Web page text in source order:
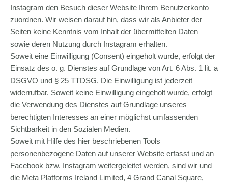
Instagram den Besuch dieser Website Ihrem Benutzerkonto
zuordnen. Wir weisen darauf hin, dass wir als Anbieter der
Seiten keine Kenntnis vom Inhalt der übermittelten Daten
sowie deren Nutzung durch Instagram erhalten.
Soweit eine Einwilligung (Consent) eingeholt wurde, erfolgt der
Einsatz des o. g. Dienstes auf Grundlage von Art. 6 Abs. 1 lit. a
DSGVO und § 25 TTDSG. Die Einwilligung ist jederzeit
widerrufbar. Soweit keine Einwilligung eingeholt wurde, erfolgt
die Verwendung des Dienstes auf Grundlage unseres
berechtigten Interesses an einer möglichst umfassenden
Sichtbarkeit in den Sozialen Medien.
Soweit mit Hilfe des hier beschriebenen Tools
personenbezogene Daten auf unserer Website erfasst und an
Facebook bzw. Instagram weitergeleitet werden, sind wir und
die Meta Platforms Ireland Limited, 4 Grand Canal Square,